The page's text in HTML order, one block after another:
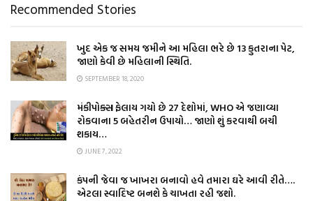
Recommended Stories
ખુદ એક જ સમય જમીને આ મહિલા ભરે છે 13 કુતરાના પેટ,
જાણો કેવી છે મહિલાની સ્થિતિ.
SEPTEMBER 18, 2020
મંકીપોક્સ ફેલાય ગયો છે 27 દેશોમાં, WHO એ જણાવ્યા
રોકવાના 5 બહેતરીન ઉપાયો… જાણો શું કરવાથી બચી
શકાય…
JUNE 7, 2022
કંપની જેવા જ ખાખરા બનાવો હવે તમારા ઘરે આવી રીતે….
એટલા સ્વાદિષ્ટ બનશે કે ચાખતા રહી જશો.